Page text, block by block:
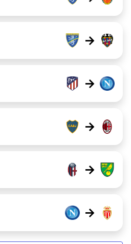
→
→
→
→
→